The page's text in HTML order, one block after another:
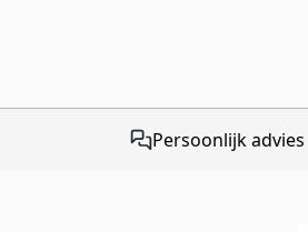
Persoonlijk advies